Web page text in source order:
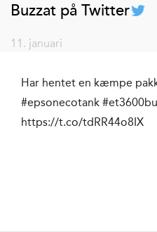
Buzzat på Twitter
11. januari
Har hentet en kæmpe
#epsonecotank
https://t.co/tdRR44o8IX